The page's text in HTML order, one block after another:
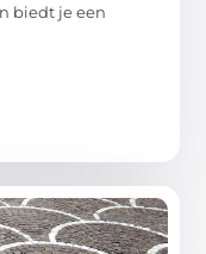
biedt je een